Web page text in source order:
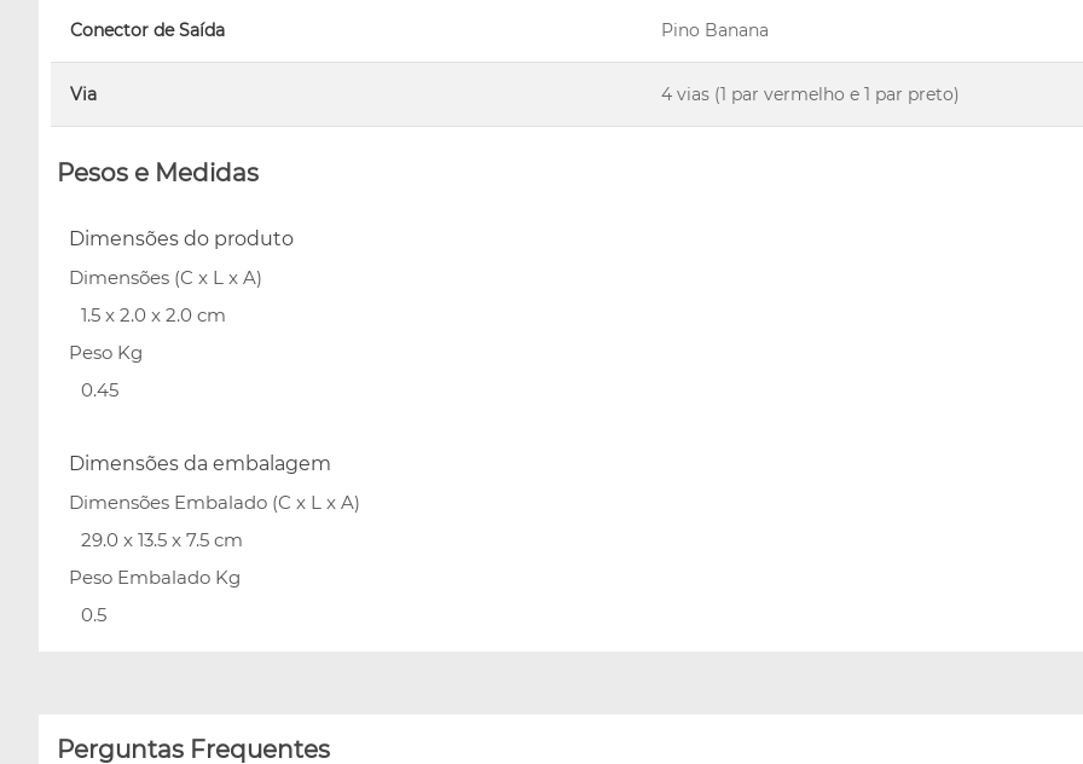
Conector de Saída Pino Banana
Via 4 vias (1 par vermelho e 1 par preto)
Pesos e Medidas
Dimensões do produto
Dimensões (C x L x A)
1.5 x 2.0 x 2.0 cm
Peso Kg
0.45
Dimensões da embalagem
Dimensões Embalado (C x L x A)
29.0 x 13.5 x 7.5 cm
Peso Embalado Kg
0.5
Perguntas Frequentes